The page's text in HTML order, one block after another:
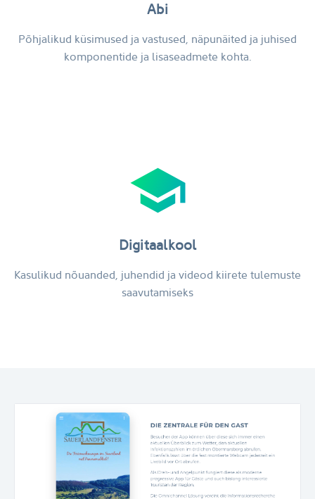
Abi
Põhjalikud küsimused ja vastused, näpunäited ja juhised
komponentide ja lisaseadmete kohta.
school
Digitaalkool
Kasulikud nõuanded, juhendid ja videod kiirete tulemuste
saavutamiseks